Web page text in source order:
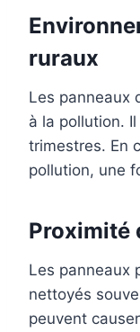
ruraux
Les panneaux
à la pollution.
trimestres. En
pollution, une
Proximité
Les panneaux
nettoyés
peuvent